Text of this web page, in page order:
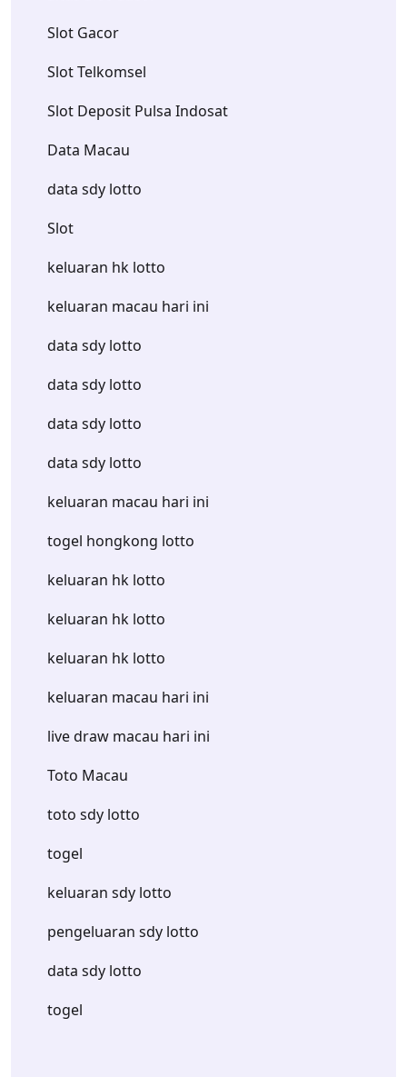
Slot Gacor
Slot Telkomsel
Slot Deposit Pulsa Indosat
Data Macau
data sdy lotto
Slot
keluaran hk lotto
keluaran macau hari ini
data sdy lotto
data sdy lotto
data sdy lotto
data sdy lotto
keluaran macau hari ini
togel hongkong lotto
keluaran hk lotto
keluaran hk lotto
keluaran hk lotto
keluaran macau hari ini
live draw macau hari ini
Toto Macau
toto sdy lotto
togel
keluaran sdy lotto
pengeluaran sdy lotto
data sdy lotto
togel